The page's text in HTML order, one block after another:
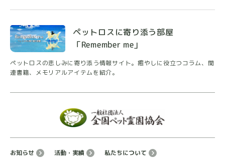
別れの挨拶をする間もジッと待ってくれていたり私達
を和ませてくれたりで本当に此方にお願いして良かっ
たです。
書き込みを見てるみなさんは口コミを調べて色々悩ま
れてるかと思いますが此方にお願いすれば後悔も無く
ペットロスに寄り添う部屋
「Remember me」
ペットロスの悲しみに寄り添う情報サイト。癒やしに役立つコラム、関
連書籍、メモリアルアイテムを紹介。
お知らせ 活動・実績
私たちについて